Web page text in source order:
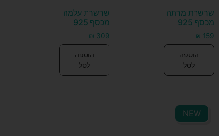
שרשרת מרתה
מכסף 925
₪ 159
הוספה
לסל
שרשרת עלמה
מכסף 925
₪ 309
הוספה
לסל
NEW